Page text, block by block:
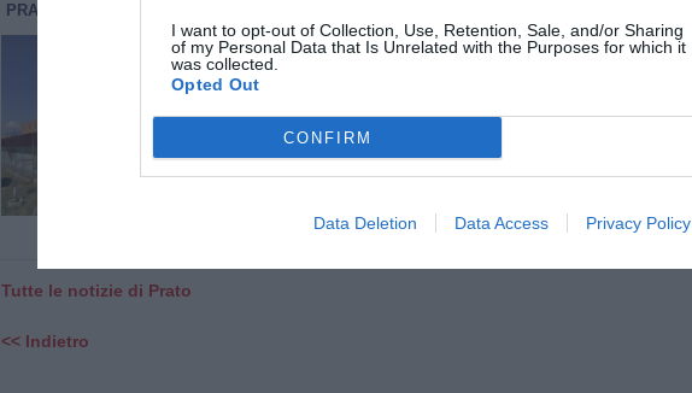
I want to opt-out of Collection, Use, Retention, Sale, and/or Sharing
of my Personal Data that Is Unrelated with the Purposes for which it
was collected.
Opted Out
CONFIRM
Data Deletion Data Access Privacy Policy
PRATO
Omicidio nel carcere di Prato, detenuto di
32 anni ucciso dopo una colluttazione in
cella
Un detenuto di 32 anni, cittadino nigeriano, è morto
nel carcere La Dogaia di Prato in seguito a una
violenta colluttazione avvenuta all'interno della cella
che condivideva con altri tre [...]
Tutte le notizie di Prato
<< Indietro